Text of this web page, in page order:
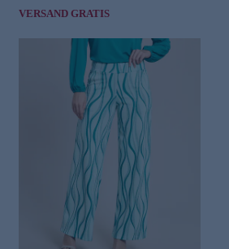
VERSAND GRATIS